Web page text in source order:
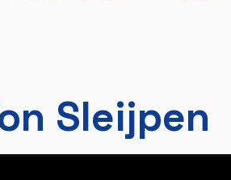
Sleijpen